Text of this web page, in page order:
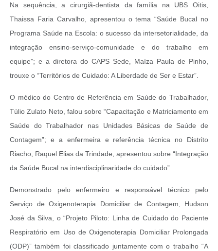
Na sequência, a cirurgiã-dentista da família na UBS Oitis,
Thaissa Faria Carvalho, apresentou o tema “Saúde Bucal no
Programa Saúde na Escola: o sucesso da intersetorialidade, da
integração ensino-serviço-comunidade e do trabalho em
equipe”; e a diretora do CAPS Sede, Maíza Paula de Pinho,
trouxe o “Territórios de Cuidado: A Liberdade de Ser e Estar”.
O médico do Centro de Referência em Saúde do Trabalhador,
Túlio Zulato Neto, falou sobre “Capacitação e Matriciamento em
Saúde do Trabalhador nas Unidades Básicas de Saúde de
Contagem”; e a enfermeira e referência técnica no Distrito
Riacho, Raquel Elias da Trindade, apresentou sobre “Integração
da Saúde Bucal na interdisciplinaridade do cuidado”.
Demonstrado pelo enfermeiro e responsável técnico pelo
Serviço de Oxigenoterapia Domiciliar de Contagem, Hudson
José da Silva, o “Projeto Piloto: Linha de Cuidado do Paciente
Respiratório em Uso de Oxigenoterapia Domiciliar Prolongada
(ODP)” também foi classificado juntamente com o trabalho “A